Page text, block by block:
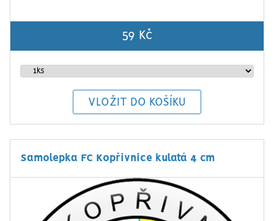
59 Kč
Samolepka FC Kopřivnice kulatá 4 cm